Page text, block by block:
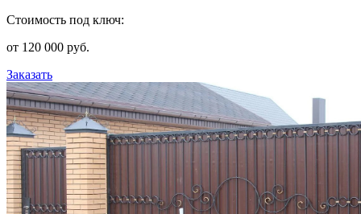
Стоимость под ключ:
от 120 000 руб.
Заказать